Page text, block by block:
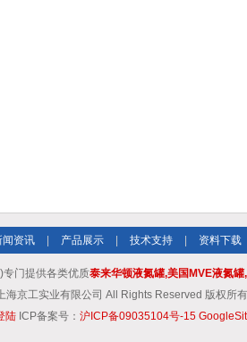
闻资讯 产品展示 技术支持 资料下载
门提供各类优质泰来华顿液氮罐,美国MVE液氮
海京工实业有限公司 All Rights Reserved 版权所有
陆ICP备案号： 沪ICP备09035104号-15